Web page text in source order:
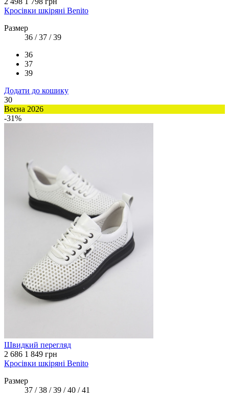
Кросівки шкіряні Benito
Размер
36 / 37 / 39
36
37
39
Додати до кошику
30
Весна 2026
-31%
Швидкий перегляд
2 686 1 849 грн
Кросівки шкіряні Benito
Размер
37 / 38 / 39 / 40 / 41